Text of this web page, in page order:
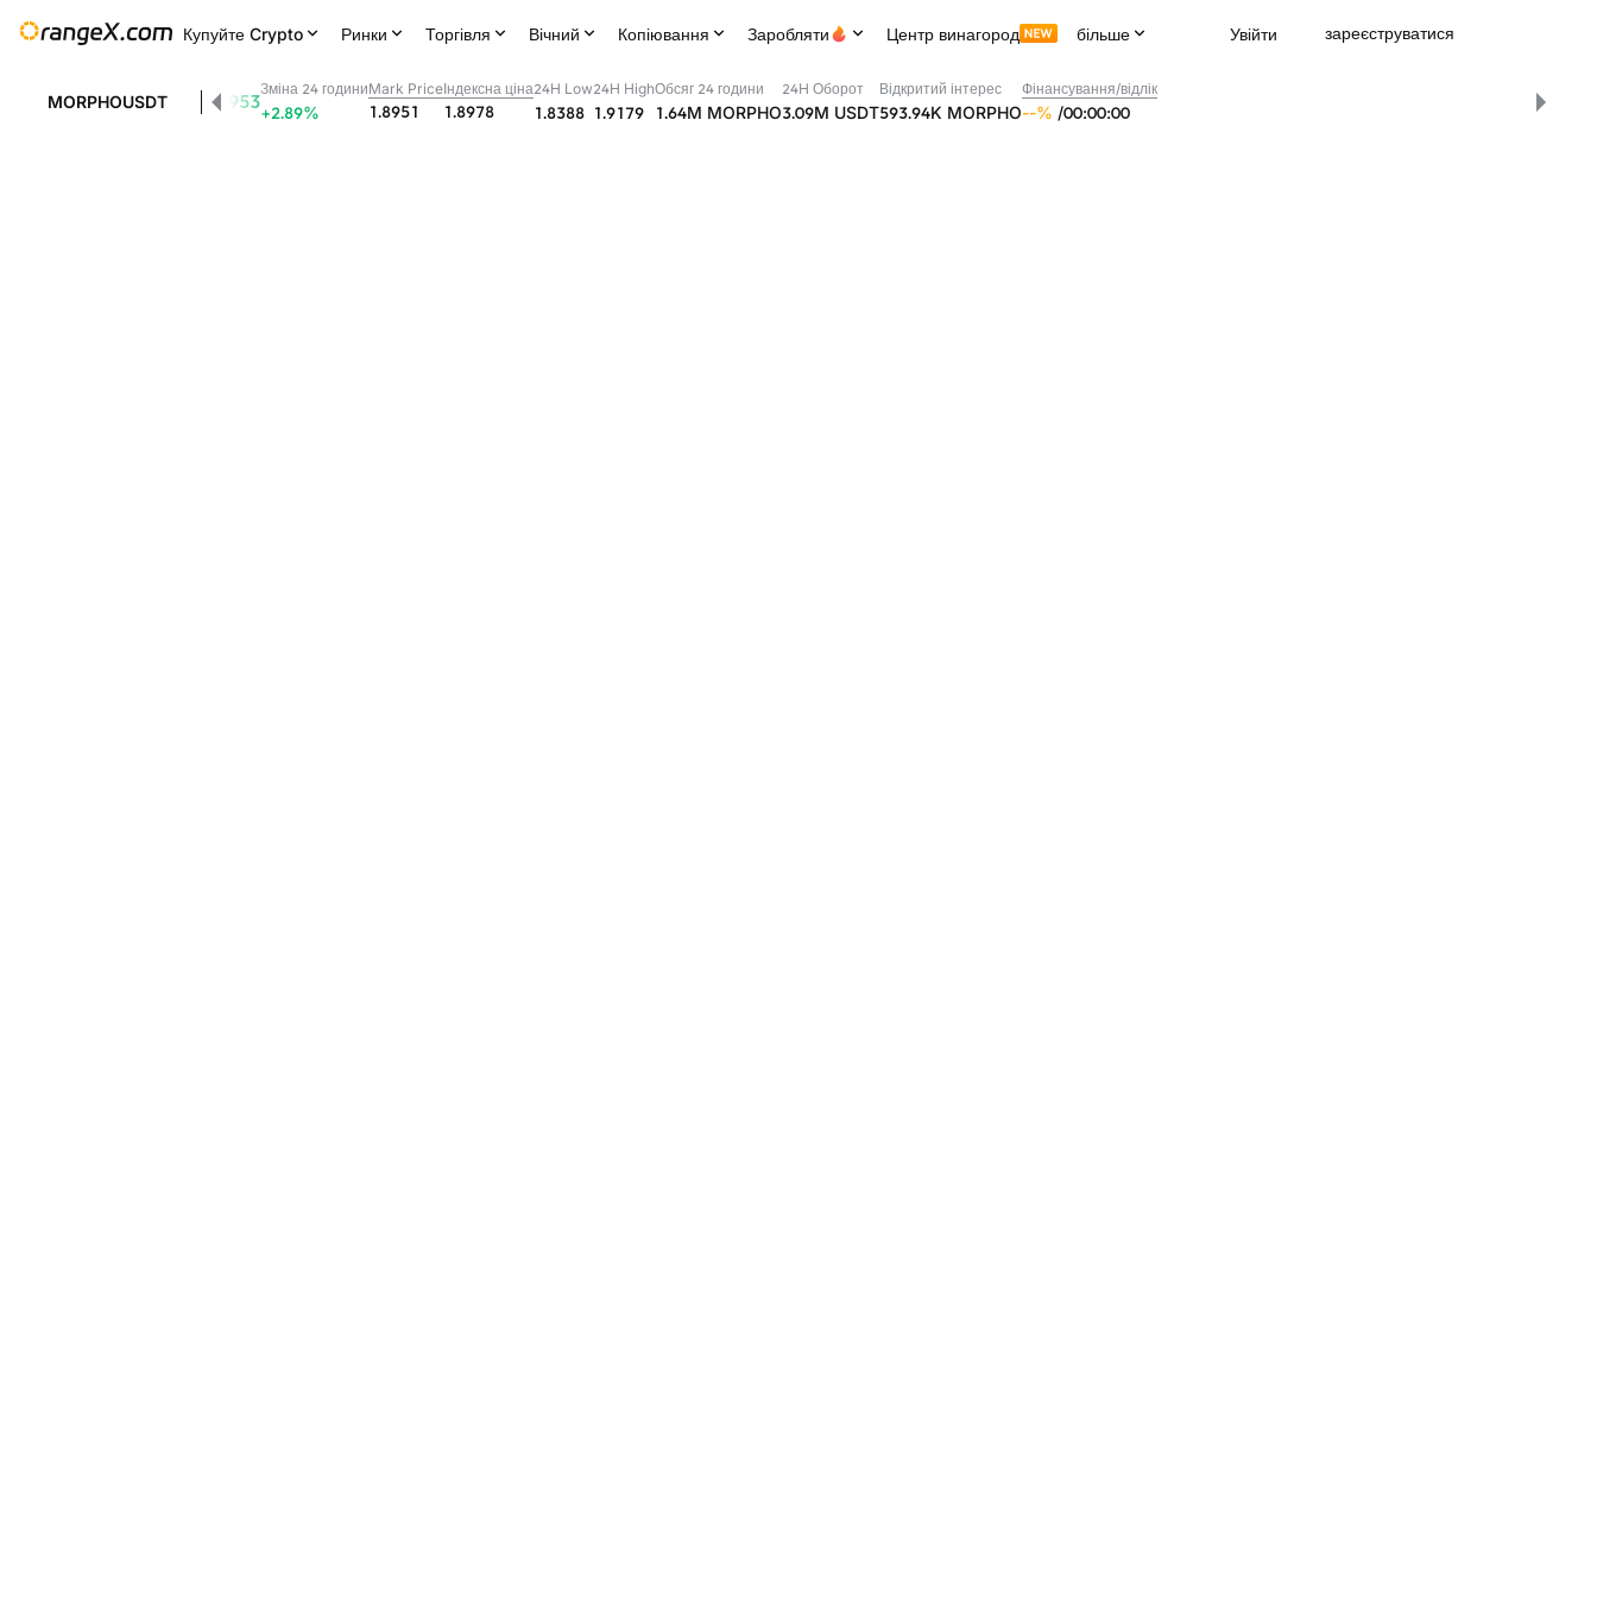
Купуйте Crypto Ринки Торгівля Вічний Копіювання Заробляти Центр винагород більше Увійти зареєструватися
MORPHOUSDT 1.8953
Зміна 24 години
+2.89%
Mark Price
1.8951
Індексна ціна
1.8978
24H Low
1.8388
24H High
1.9179
Обсяг 24 години
1.64M MORPHO
24H Оборот
3.09M USDT
Відкритий інтерес
593.94K MORPHO
Фінансування/відлік
--% /00:00:00